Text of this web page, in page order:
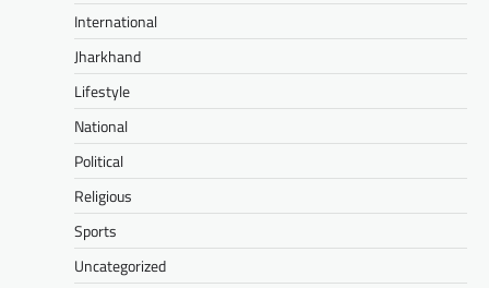
International
Jharkhand
Lifestyle
National
Political
Religious
Sports
Uncategorized